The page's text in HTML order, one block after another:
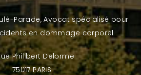
Parade, Avocat spécialisé pour
en dommage corporel
Philibert Delorme
75017 PARIS